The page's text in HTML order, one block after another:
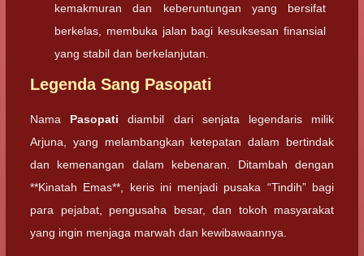
kemakmuran dan keberuntungan yang bersifat
berkelas, membuka jalan bagi kesuksesan finansial
yang stabil dan berkelanjutan.
Legenda Sang Pasopati
Nama Pasopati diambil dari senjata legendaris milik
Arjuna, yang melambangkan ketepatan dalam bertindak
dan kemenangan dalam kebenaran. Ditambah dengan
**Kinatah Emas**, keris ini menjadi pusaka “Tindih” bagi
para pejabat, pengusaha besar, dan tokoh masyarakat
yang ingin menjaga marwah dan kewibawaannya.